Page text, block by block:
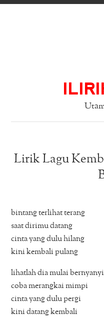
Lirik Lagu
bintang terlihat terang
saat dirimu datang
cinta yang dulu hilang
kini kembali pulang
lihatlah dia mulai bernyanyi
coba merangkai mimpi
cinta yang dulu pergi
kini datang kembali